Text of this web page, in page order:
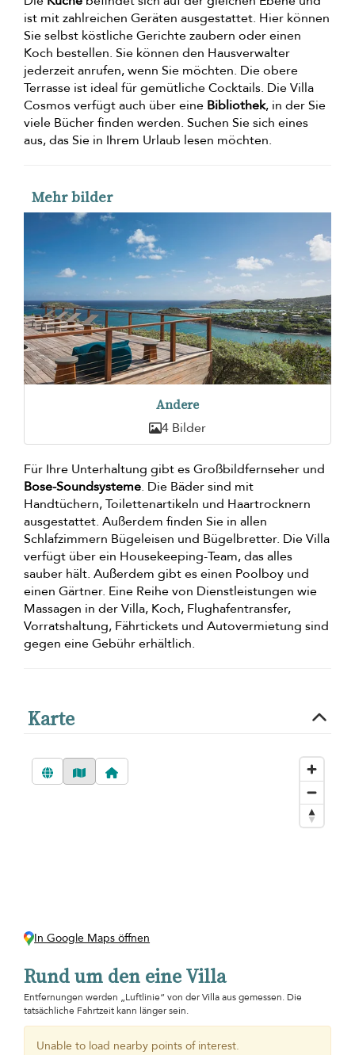
ist mit zahlreichen Geräten ausgestattet. Hier können
Sie selbst köstliche Gerichte zaubern oder einen
Koch bestellen. Sie können den Hausverwalter
jederzeit anrufen, wenn Sie möchten. Die obere
Terrasse ist ideal für gemütliche Cocktails. Die Villa
Cosmos verfügt auch über eine Bibliothek, in der Sie
viele Bücher finden werden. Suchen Sie sich eines
aus, das Sie in Ihrem Urlaub lesen möchten.
Mehr bilder
Andere
4 Bilder
Für Ihre Unterhaltung gibt es Großbildfernseher und
Bose-Soundsysteme. Die Bäder sind mit
Handtüchern, Toilettenartikeln und Haartrocknern
ausgestattet. Außerdem finden Sie in allen
Schlafzimmern Bügeleisen und Bügelbretter. Die Villa
verfügt über ein Housekeeping-Team, das alles
sauber hält. Außerdem gibt es einen Poolboy und
einen Gärtner. Eine Reihe von Dienstleistungen wie
Massagen in der Villa, Koch, Flughafentransfer,
Vorratshaltung, Fährtickets und Autovermietung sind
gegen eine Gebühr erhältlich.
Karte
In Google Maps öffnen
Rund um den eine Villa
Entfernungen werden „Luftlinie“ von der Villa aus gemessen. Die
tatsächliche Fahrtzeit kann länger sein.
Unable to load nearby points of interest.